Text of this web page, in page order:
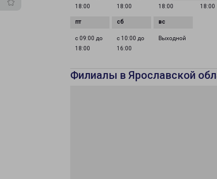
18:00
18:00
18:00
18:00
с 09:00 до
18:00
с 10:00 до
16:00
Выходной
Филиалы в Ярославской